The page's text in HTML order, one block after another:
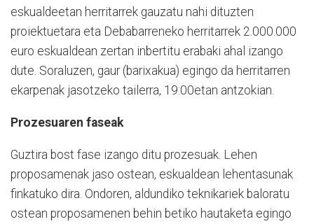
eskualdeetan herritarrek gauzatu nahi dituzten
proiektuetara eta Debabarreneko herritarrek 2.000.000
euro eskualdean zertan inbertitu erabaki ahal izango
dute. Soraluzen, gaur (barixakua) egingo da herritarren
ekarpenak jasotzeko tailerra, 19:00etan antzokian.
Prozesuaren faseak
Guztira bost fase izango ditu prozesuak. Lehen
proposamenak jaso ostean, eskualdean lehentasunak
finkatuko dira. Ondoren, aldundiko teknikariek baloratu
ostean proposamenen behin betiko hautaketa egingo